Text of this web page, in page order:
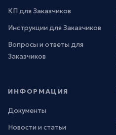
КП для Заказчиков
Инструкции для Заказчиков
Вопросы и ответы для
Заказчиков
ИНФОРМАЦИЯ
Документы
Новости и статьи